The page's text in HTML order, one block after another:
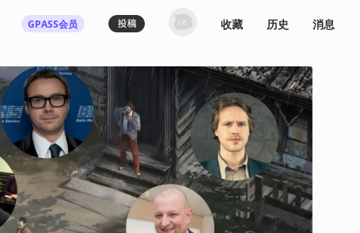
GPASS会员
登录机核你可以：
下载收藏播客节目 多端历史播放同步
发布内容动态/评论 关注喜欢的创作者
登录 / 注册
收藏 历史 消息